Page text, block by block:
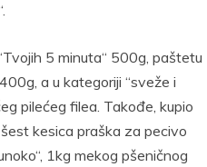
5 minuta“ 500g, paštetu
a u kategoriji “sveže i
pilećeg filea. Takođe, kupio
šest kesica praška za pecivo
1kg mekog pšeničnog